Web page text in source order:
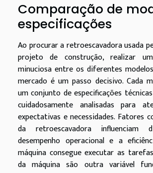
Comparação de
especificações
Ao procurar a retroescavadora usada
projeto de construção, realizar
minuciosa entre os diferentes
mercado é um passo decisivo. Cada
um conjunto de especificações
cuidadosamente analisadas para
expectativas e necessidades. Fatores
da retroescavadora influenciam
desempenho operacional e a
máquina consegue executar as
da máquina são outra variável